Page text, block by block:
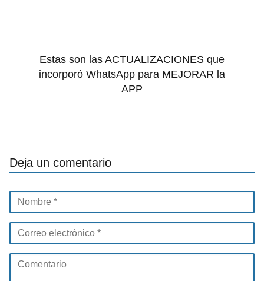
Estas son las ACTUALIZACIONES que
incorporó WhatsApp para MEJORAR la
APP
Deja un comentario